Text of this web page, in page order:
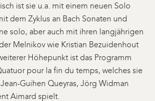
ist sie u.a. mit einem neuen Solo
dem Zyklus an Bach Sonaten und
solo, aber auch mit ihren langjährigen
Melnikov wie Kristian Bezuidenhout
Höhepunkt ist das Programm
pour la fin du temps, welches sie
Guihen Queyras, Jörg Widman
Aimard spielt.